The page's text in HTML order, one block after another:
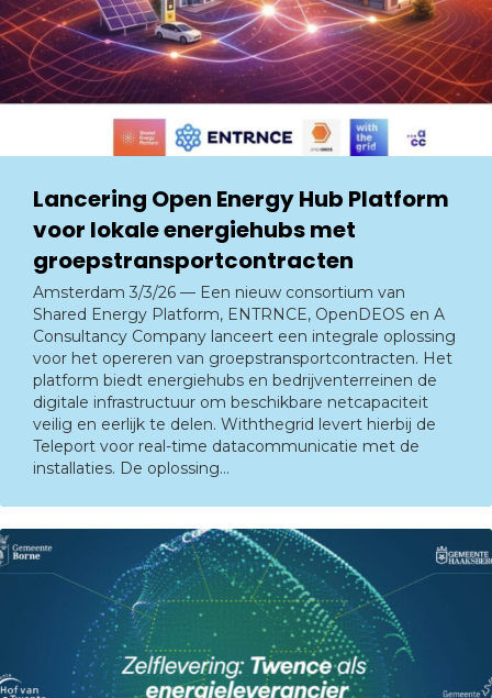
Lancering Open Energy Hub Platform
voor lokale energiehubs met
groepstransportcontracten
Amsterdam 3/3/26 — Een nieuw consortium van
Shared Energy Platform, ENTRNCE, OpenDEOS en A
Consultancy Company lanceert een integrale oplossing
voor het opereren van groepstransportcontracten. Het
platform biedt energiehubs en bedrijventerreinen de
digitale infrastructuur om beschikbare netcapaciteit
veilig en eerlijk te delen. Withthegrid levert hierbij de
Teleport voor real-time datacommunicatie met de
installaties. De oplossing…